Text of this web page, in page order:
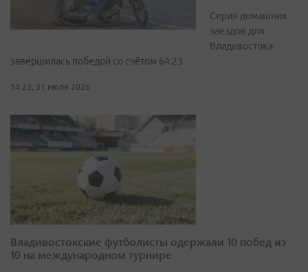
Серия домашних
заездов для
Владивостока
завершилась победой со счётом 64:23
14:23, 31 июля 2026
Владивостокские футболисты одержали 10 побед из
10 на международном турнире